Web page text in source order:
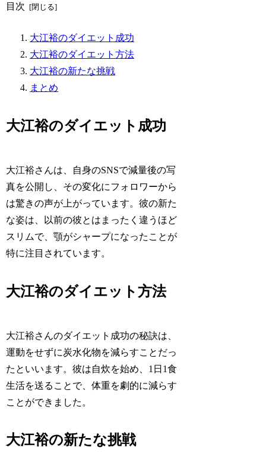
目次
大江裕のダイエット成功
大江裕のダイエット方法
大江裕の新たな挑戦
まとめ
大江裕のダイエット成功
大江裕さんは、自身のSNSで減量後の写
真を公開し、その変化にフォロワーから
は驚きの声が上がっています。彼の新た
な姿は、以前の彼とはまったく違うほど
スリムで、顎がシャープになったことが
特に注目されています。
大江裕のダイエット方法
大江裕さんのダイエット成功の秘訣は、
運動をせずに炭水化物を減らすことだっ
たといいます。彼は自炊を始め、1日1食
生活を送ることで、体重を劇的に減らす
ことができました。
大江裕の新たな挑戦